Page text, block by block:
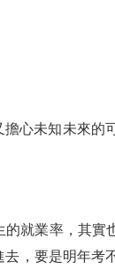
心未知未來的
就業率，其實
，要是明年考